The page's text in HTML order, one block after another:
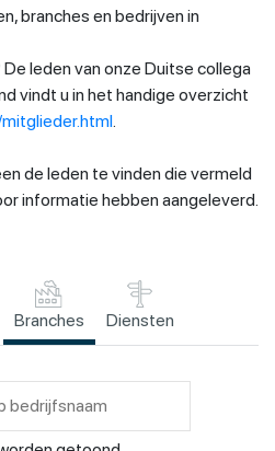
branches en bedrijven in
leden van onze Duitse collega
vindt u in het handige overzicht
.
de leden te vinden die vermeld
informatie hebben aangeleverd.
Branches Diensten